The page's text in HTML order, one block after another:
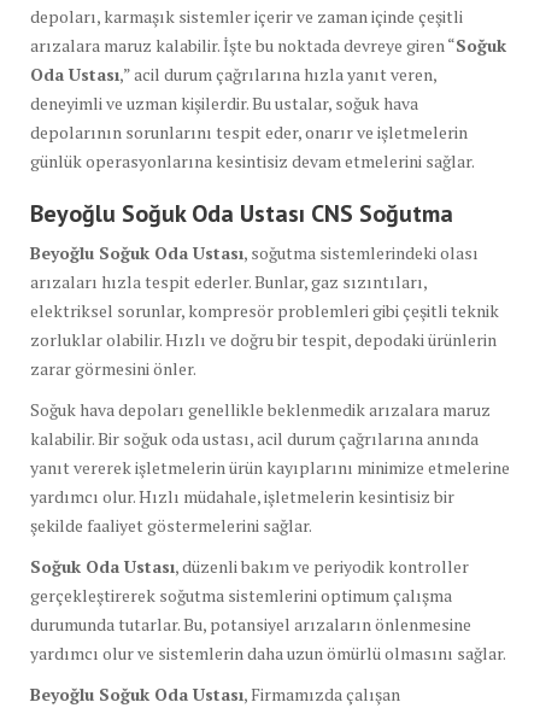
depoları, karmaşık sistemler içerir ve zaman içinde çeşitli
arızalara maruz kalabilir. İşte bu noktada devreye giren “Soğuk
Oda Ustası,” acil durum çağrılarına hızla yanıt veren,
deneyimli ve uzman kişilerdir. Bu ustalar, soğuk hava
depolarının sorunlarını tespit eder, onarır ve işletmelerin
günlük operasyonlarına kesintisiz devam etmelerini sağlar.
Beyoğlu Soğuk Oda Ustası CNS Soğutma
Beyoğlu Soğuk Oda Ustası, soğutma sistemlerindeki olası
arızaları hızla tespit ederler. Bunlar, gaz sızıntıları,
elektriksel sorunlar, kompresör problemleri gibi çeşitli teknik
zorluklar olabilir. Hızlı ve doğru bir tespit, depodaki ürünlerin
zarar görmesini önler.
Soğuk hava depoları genellikle beklenmedik arızalara maruz
kalabilir. Bir soğuk oda ustası, acil durum çağrılarına anında
yanıt vererek işletmelerin ürün kayıplarını minimize etmelerine
yardımcı olur. Hızlı müdahale, işletmelerin kesintisiz bir
şekilde faaliyet göstermelerini sağlar.
Soğuk Oda Ustası, düzenli bakım ve periyodik kontroller
gerçekleştirerek soğutma sistemlerini optimum çalışma
durumunda tutarlar. Bu, potansiyel arızaların önlenmesine
yardımcı olur ve sistemlerin daha uzun ömürlü olmasını sağlar.
Beyoğlu Soğuk Oda Ustası, Firmamızda çalışan